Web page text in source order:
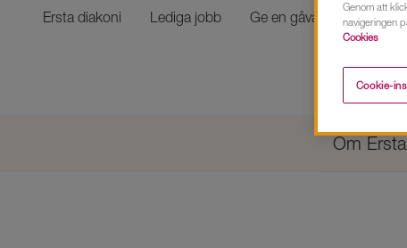
Ersta diakoni Lediga jobb Ge en gåva
Om Ersta
Genom att
navigeringen
Cookies
Cookie-